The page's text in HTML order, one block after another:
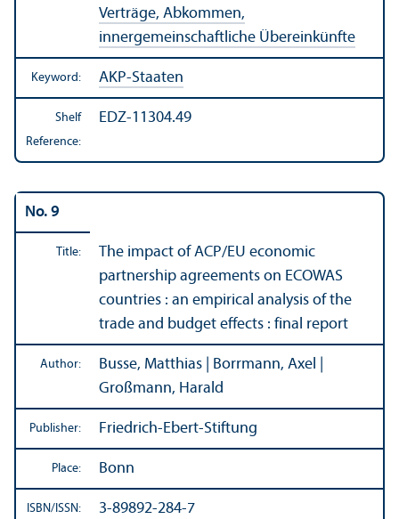
Verträge, Abkommen,
innergemeinschaftliche Übereinkünfte
Keyword: AKP-Staaten
Shelf
Reference:
EDZ-11304.49
No. 9
Title: The impact of ACP/EU economic
partnership agreements on ECOWAS
countries : an empirical analysis of the
trade and budget effects : final report
Author:
Busse, Matthias | Borrmann, Axel |
Großmann, Harald
Publisher: Friedrich-Ebert-Stiftung
Place: Bonn
ISBN/ISSN: 3-89892-284-7